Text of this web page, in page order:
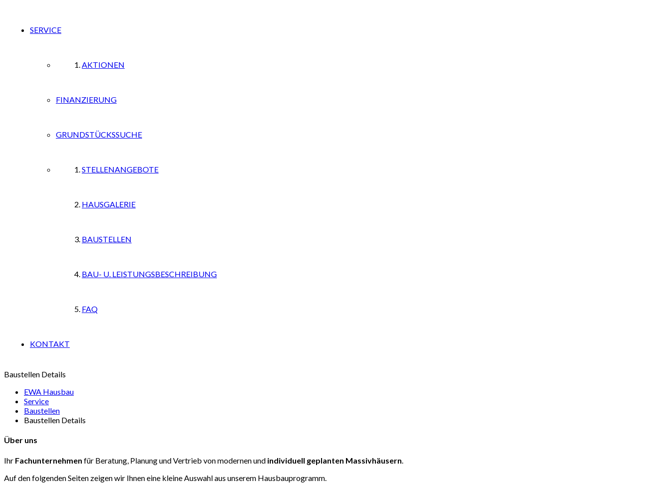
SERVICE
AKTIONEN
FINANZIERUNG
GRUNDSTÜCKSSUCHE
STELLENANGEBOTE
HAUSGALERIE
BAUSTELLEN
BAU- U. LEISTUNGSBESCHREIBUNG
FAQ
KONTAKT
Baustellen Details
EWA Hausbau
Service
Baustellen
Baustellen Details
Über uns
Ihr Fachunternehmen für Beratung, Planung und Vertrieb von modernen und individuell geplanten Massivhäusern
Auf den folgenden Seiten zeigen wir Ihnen eine kleine Auswahl aus unserem Hausbauprogramm.